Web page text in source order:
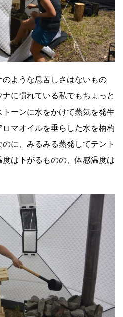
ような息苦しさはないもの
に慣れている私でもちょっと
ーンに水をかけて蒸気を発生
マオイルを垂らした水を柄杓
に、みるみる蒸発してテント
は下がるものの、体感温度は